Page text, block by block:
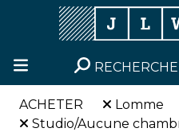
RECHERCHE
ACHETER
Lomme
Studio/Aucune